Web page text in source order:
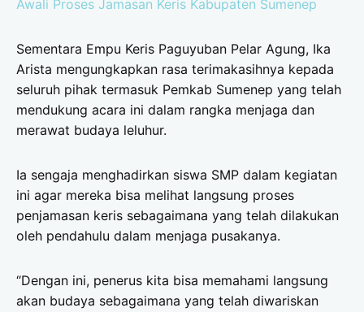
Awali Proses Jamasan Keris Kabupaten Sumenep
Sementara Empu Keris Paguyuban Pelar Agung, Ika
Arista mengungkapkan rasa terimakasihnya kepada
seluruh pihak termasuk Pemkab Sumenep yang telah
mendukung acara ini dalam rangka menjaga dan
merawat budaya leluhur.
Ia sengaja menghadirkan siswa SMP dalam kegiatan
ini agar mereka bisa melihat langsung proses
penjamasan keris sebagaimana yang telah dilakukan
oleh pendahulu dalam menjaga pusakanya.
“Dengan ini, penerus kita bisa memahami langsung
akan budaya sebagaimana yang telah diwariskan